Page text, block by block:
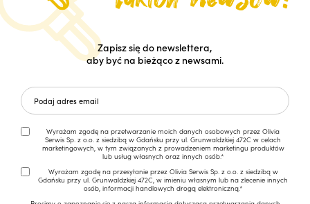
Zapisz się do newslettera,
aby być na bieżąco z newsami.
Wyrażam zgodę na przetwarzanie moich danych osobowych przez Olivia
Serwis Sp. z o.o. z siedzibą w Gdańsku przy ul. Grunwaldzkiej 472C w celach
marketingowych, w tym związanych z prowadzeniem marketingu produktów
lub usług własnych oraz innych osób.*
Wyrażam zgodę na przesyłanie przez Olivia Serwis Sp. z o.o. z siedzibą w
Gdańsku przy ul. Grunwaldzkiej 472C, w imieniu własnym lub na zlecenie innych
osób, informacji handlowych drogą elektroniczną.*